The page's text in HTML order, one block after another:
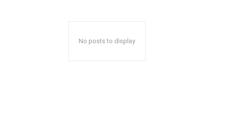
No posts to display